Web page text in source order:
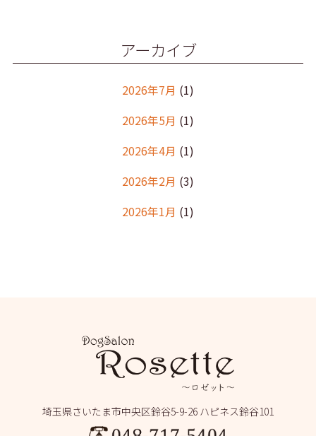
アーカイブ
2026年7月 (1)
2026年5月 (1)
2026年4月 (1)
2026年2月 (3)
2026年1月 (1)
2025年8月(2)
(2)
埼玉県さいたま市中央区鈴谷5-9-26 ハピネス鈴谷101